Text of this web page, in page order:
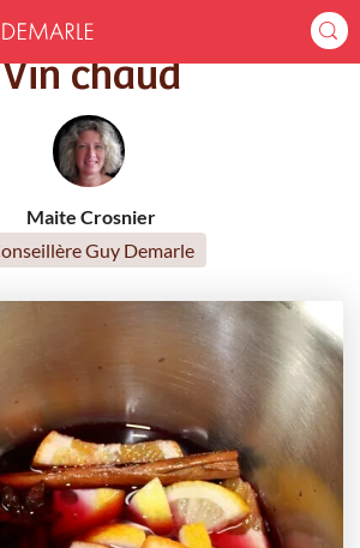
Vin chaud
Vin chaud
Maite Crosnier
Guy Demarle